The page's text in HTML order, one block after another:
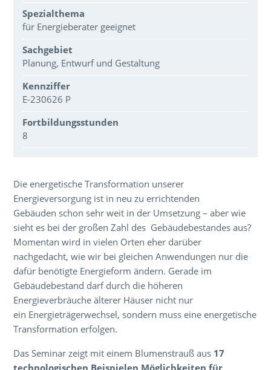
Spezialthema
für Energieberater geeignet
Sachgebiet
Planung, Entwurf und Gestaltung
Kennziffer
E-230626 P
Fortbildungsstunden
8
Die energetische Transformation unserer
Energieversorgung ist in neu zu errichtenden
Gebäuden schon sehr weit in der Umsetzung – aber wie
sieht es bei der großen Zahl des Gebäudebestandes aus?
Momentan wird in vielen Orten eher darüber
nachgedacht, wie wir bei gleichen Anwendungen nur die
dafür benötigte Energieform ändern. Gerade im
Gebäudebestand darf durch die höheren
Energieverbräuche älterer Häuser nicht nur
ein Energieträgerwechsel, sondern muss eine energetische
Transformation erfolgen.
Das Seminar zeigt mit einem Blumenstrauß aus 17
technologischen Beispielen Möglichkeiten für